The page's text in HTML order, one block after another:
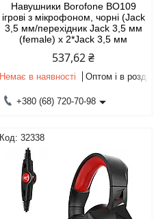
Навушники Borofone BO109
ігрові з мікрофоном, чорні (Jack
3,5 мм/перехідник Jack 3,5 мм
(female) х 2*Jack 3,5 мм
537,62 ₴
Немає в наявності Оптом і в роздріб
+380 (68) 720-70-98
32338